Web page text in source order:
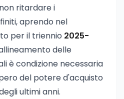
ritardare i
aprendo nel
per il triennio 2025-
delle
è condizione necessaria
del potere d'acquisto
ultimi anni.